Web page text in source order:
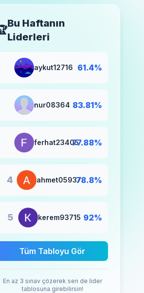
Bu Haftanın
Liderleri
aykut12716 61.4%
nur08364 83.81%
ferhat2340577.88%
4 ahmet0593778.8%
5 kerem93715 92%
Tüm Tabloyu Gör
En az 3 sınav çözerek sen de lider
tablosuna girebilirsin!